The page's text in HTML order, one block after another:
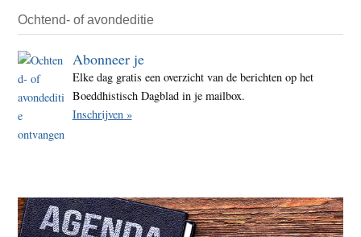
Ochtend- of avondeditie
Abonneer je
Elke dag gratis een overzicht van de berichten op het
Boeddhistisch Dagblad in je mailbox.
Inschrijven »